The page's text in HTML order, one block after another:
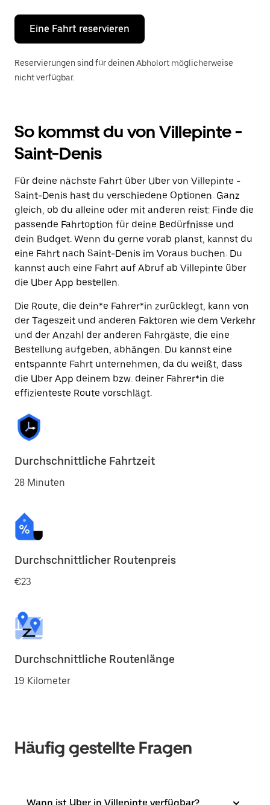
um
den
Kalender
schließen.
Eine Fahrt reservieren
Reservierungen sind für deinen Abholort möglicherweise
nicht verfügbar.
So kommst du von Villepinte -
Saint-Denis
Für deine nächste Fahrt über Uber von Villepinte -
Saint-Denis hast du verschiedene Optionen. Ganz
gleich, ob du alleine oder mit anderen reist: Finde die
passende Fahrtoption für deine Bedürfnisse und
dein Budget. Wenn du gerne vorab planst, kannst du
eine Fahrt nach Saint-Denis im Voraus buchen. Du
kannst auch eine Fahrt auf Abruf ab Villepinte über
die Uber App bestellen.
Die Route, die dein*e Fahrer*in zurücklegt, kann von
der Tageszeit und anderen Faktoren wie dem Verkehr
und der Anzahl der anderen Fahrgäste, die eine
Bestellung aufgeben, abhängen. Du kannst eine
entspannte Fahrt unternehmen, da du weißt, dass
die Uber App deinem bzw. deiner Fahrer*in die
effizienteste Route vorschlägt.
Durchschnittliche Fahrtzeit
28 Minuten
Durchschnittlicher Routenpreis
€23
Durchschnittliche Routenlänge
19 Kilometer
Häufig gestellte Fragen